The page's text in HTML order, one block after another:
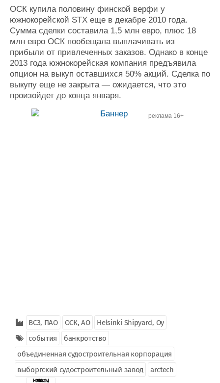
ОСК купила половину финской верфи у
южнокорейской STX еще в декабре 2010 года.
Сумма сделки составила 1,5 млн евро, плюс 18
млн евро ОСК пообещала выплачивать из
прибыли от привлеченных заказов. Однако в конце
2013 года южнокорейская компания предъявила
опцион на выкуп оставшихся 50% акций. Сделка по
выкупу еще не закрыта — ожидается, что это
произойдет до конца января.
реклама 16+
ВСЗ, ПАО ОСК, АО
Helsinki Shipyard, Oy
события
банкротство
объединенная судостроительная корпорация
выборгский судостроительный завод
arctech